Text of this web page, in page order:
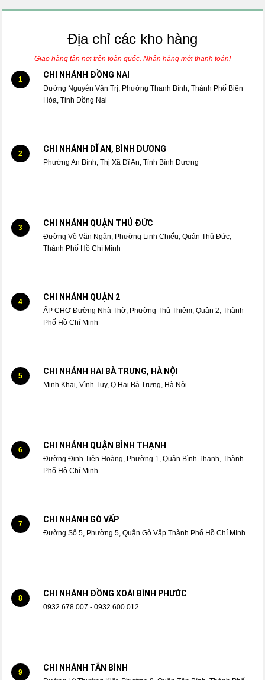
Địa chỉ các kho hàng
Giao hàng tận nơi trên toàn quốc. Nhận hàng mới thanh toán!
1 CHI NHÁNH ĐỒNG NAI
Đường Nguyễn Văn Trị, Phường Thanh Bình, Thành Phố Biên
Hòa, Tỉnh Đồng Nai
2 CHI NHÁNH DĨ AN, BÌNH DƯƠNG
Phường An Bình, Thị Xã Dĩ An, Tỉnh Bình Dương
3 CHI NHÁNH QUẬN THỦ ĐỨC
Đường Võ Văn Ngân, Phường Linh Chiểu, Quận Thủ Đức,
Thành Phố Hồ Chí Minh
4 CHI NHÁNH QUẬN 2
ẤP CHỢ Đường Nhà Thờ, Phường Thủ Thiêm, Quận 2, Thành
Phố Hồ Chí Minh
5 CHI NHÁNH HAI BÀ TRƯNG, HÀ NỘI
Minh Khai, Vĩnh Tuy, Q.Hai Bà Trưng, Hà Nội
6 CHI NHÁNH QUẬN BÌNH THẠNH
Đường Đinh Tiên Hoàng, Phường 1, Quận Bình Thạnh, Thành
Phố Hồ Chí Minh
7 CHI NHÁNH GÒ VẤP
Đường Số 5, Phường 5, Quận Gò Vấp Thành Phố Hồ Chí MInh
8 CHI NHÁNH ĐỒNG XOÀI BÌNH PHƯỚC
0932.678.007 - 0932.600.012
9 CHI NHÁNH TÂN BÌNH